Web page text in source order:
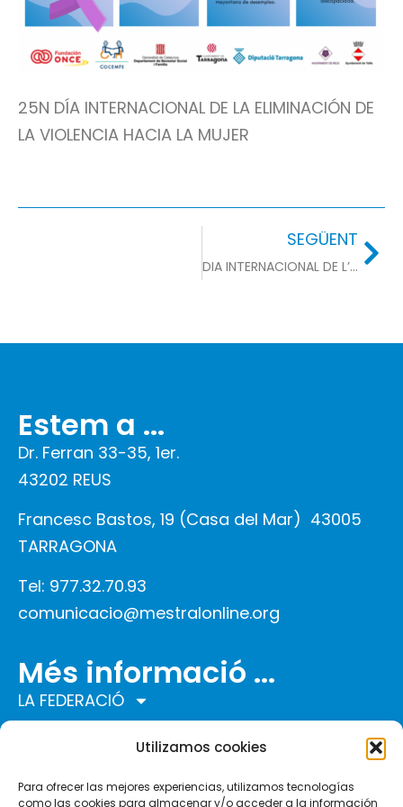
Utilizamos cookies
Para ofrecer las mejores experiencias, utilizamos tecnologías
como las cookies para almacenar y/o acceder a la información
25N DÍA INTERNACIONAL DE LA ELIMINACIÓN DE
LA VIOLENCIA HACIA LA MUJER
SEGÜENT
DIA INTERNACIONAL DE L’INFANT AMB CÀNCER
Estem a ...
Dr. Ferran 33-35, 1er.
43202 REUS
Francesc Bastos, 19 (Casa del Mar) 43005
TARRAGONA
Tel: 977.32.70.93
comunicacio@mestralonline.org
Més informació ...
LA FEDERACIÓ
COMUNITAT MESTRAL
ACTUALITAT